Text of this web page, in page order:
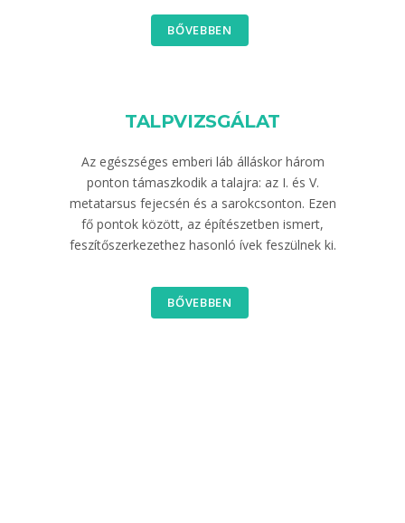
BŐVEBBEN
TALPVIZSGÁLAT
Az egészséges emberi láb álláskor három
ponton támaszkodik a talajra: az I. és V.
metatarsus fejecsén és a sarokcsonton. Ezen
fő pontok között, az építészetben ismert,
feszítőszerkezethez hasonló ívek feszülnek ki.
BŐVEBBEN